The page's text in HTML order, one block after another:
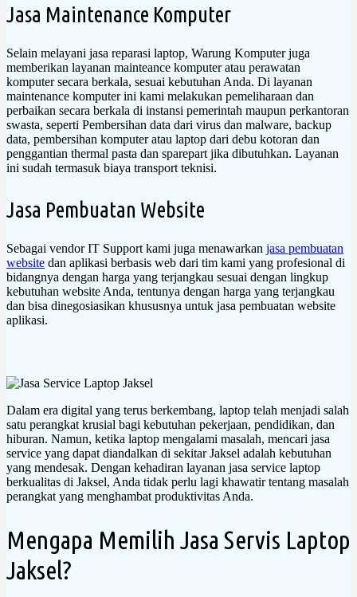
Jasa Maintenance Komputer
Selain melayani jasa reparasi laptop, Warung Komputer juga
memberikan layanan mainteance komputer atau perawatan
komputer secara berkala, sesuai kebutuhan Anda. Di layanan
maintenance komputer ini kami melakukan pemeliharaan dan
perbaikan secara berkala di instansi pemerintah maupun perkantoran
swasta, seperti Pembersihan data dari virus dan malware, backup
data, pembersihan komputer atau laptop dari debu kotoran dan
penggantian thermal pasta dan sparepart jika dibutuhkan. Layanan
ini sudah termasuk biaya transport teknisi.
Jasa Pembuatan Website
Sebagai vendor IT Support kami juga menawarkan jasa pembuatan
website dan aplikasi berbasis web dari tim kami yang profesional di
bidangnya dengan harga yang terjangkau sesuai dengan lingkup
kebutuhan website Anda, tentunya dengan harga yang terjangkau
dan bisa dinegosiasikan khususnya untuk jasa pembuatan website
aplikasi.
Dalam era digital yang terus berkembang, laptop telah menjadi salah
satu perangkat krusial bagi kebutuhan pekerjaan, pendidikan, dan
hiburan. Namun, ketika laptop mengalami masalah, mencari jasa
service yang dapat diandalkan di sekitar Jaksel adalah kebutuhan
yang mendesak. Dengan kehadiran layanan jasa service laptop
berkualitas di Jaksel, Anda tidak perlu lagi khawatir tentang masalah
perangkat yang menghambat produktivitas Anda.
Mengapa Memilih Jasa Servis Laptop
Jaksel?